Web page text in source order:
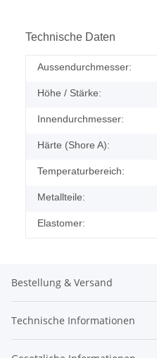
Technische Daten
Aussendurchmesser:
Höhe / Stärke:
Innendurchmesser:
Härte (Shore A):
Temperaturbereich:
Metallteile:
Elastomer:
Bestellung & Versand
Technische Informationen